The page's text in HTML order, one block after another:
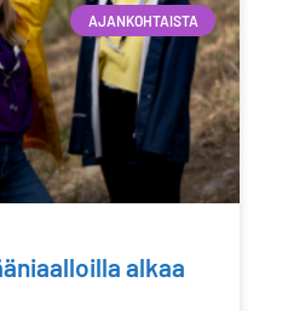
AJANKOHTAISTA
alkaa